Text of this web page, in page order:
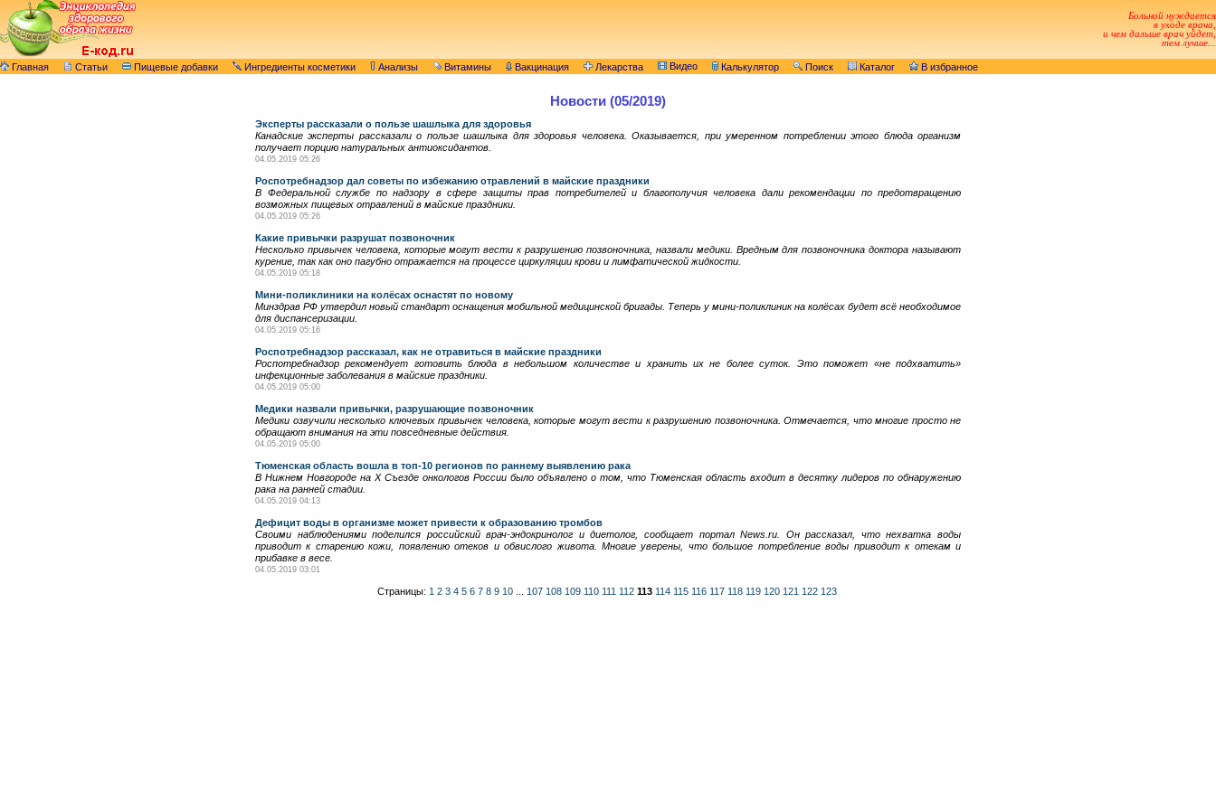
Больной нуждается
в уходе врача,
и чем дальше врач уйдет,
тем лучше...
Главная Статьи Пищевые добавки Ингредиенты косметики Анализы Витамины Вакцинация Лекарства Видео Калькулятор Поиск Каталог В избранное
Новости (05/2019)
Эксперты рассказали о пользе шашлыка для здоровья
Канадские эксперты рассказали о пользе шашлыка для здоровья человека. Оказывается, при умеренном потреблении этого блюда организм
получает порцию натуральных антиоксидантов.
04.05.2019 05:26
Роспотребнадзор дал советы по избежанию отравлений в майские праздники
В Федеральной службе по надзору в сфере защиты прав потребителей и благополучия человека дали рекомендации по предотвращению
возможных пищевых отравлений в майские праздники.
04.05.2019 05:26
Какие привычки разрушат позвоночник
Несколько привычек человека, которые могут вести к разрушению позвоночника, назвали медики. Вредным для позвоночника доктора называют
курение, так как оно пагубно отражается на процессе циркуляции крови и лимфатической жидкости.
04.05.2019 05:18
Мини-поликлиники на колёсах оснастят по новому
Минздрав РФ утвердил новый стандарт оснащения мобильной медицинской бригады. Теперь у мини-поликлиник на колёсах будет всё необходимое
для диспансеризации.
04.05.2019 05:16
Роспотребнадзор рассказал, как не отравиться в майские праздники
Роспотребнадзор рекомендует готовить блюда в небольшом количестве и хранить их не более суток. Это поможет «не подхватить»
инфекционные заболевания в майские праздники.
04.05.2019 05:00
Медики назвали привычки, разрушающие позвоночник
Медики озвучили несколько ключевых привычек человека, которые могут вести к разрушению позвоночника. Отмечается, что многие просто не
обращают внимания на эти повседневные действия.
04.05.2019 05:00
Тюменская область вошла в топ-10 регионов по раннему выявлению рака
В Нижнем Новгороде на Х Съезде онкологов России было объявлено о том, что Тюменская область входит в десятку лидеров по обнаружению
рака на ранней стадии.
04.05.2019 04:13
Дефицит воды в организме может привести к образованию тромбов
Своими наблюдениями поделился российский врач-эндокринолог и диетолог, сообщает портал News.ru. Он рассказал, что нехватка воды
приводит к старению кожи, появлению отеков и обвислого живота. Многие уверены, что большое потребление воды приводит к отекам и
прибавке в весе.
04.05.2019 03:01
Страницы: 1 2 3 4 5 6 7 8 9 10... 107 108 109 110 111 112 113 114 115 116 117 118 119 120 121 122 123